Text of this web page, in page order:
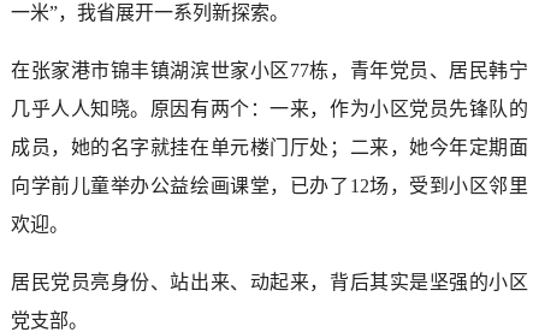
一米”，我省展开一系列新探索。
在张家港市锦丰镇湖滨世家小区77栋，青年党员、居民韩宁
几乎人人知晓。原因有两个：一来，作为小区党员先锋队的
成员，她的名字就挂在单元楼门厅处；二来，她今年定期面
向学前儿童举办公益绘画课堂，已办了12场，受到小区邻里
欢迎。
居民党员亮身份、站出来、动起来，背后其实是坚强的小区
党支部。